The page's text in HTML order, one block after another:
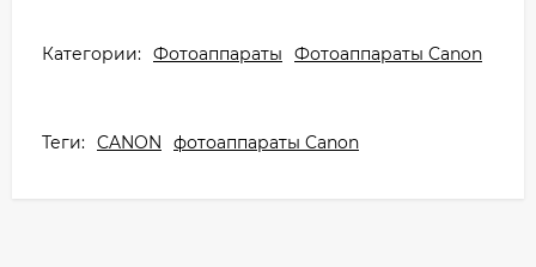
Категории: Фотоаппараты Фотоаппараты Canon
Теги: CANON фотоаппараты Canon